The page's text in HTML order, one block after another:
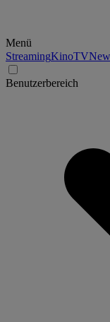
Menü
StreamingKinoTV
Benutzerbereich